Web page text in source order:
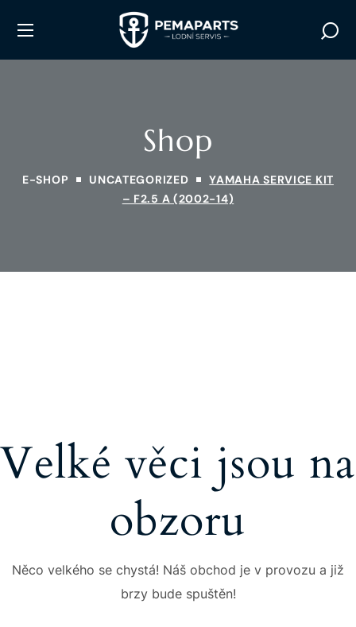
Shop
E-SHOP UNCATEGORIZED
YAMAHA SERVICE KIT
– F2.5 A (2002-14)
Velké věci jsou na
obzoru
Něco velkého se chystá! Náš obchod je v provozu a již
brzy bude spuštěn!